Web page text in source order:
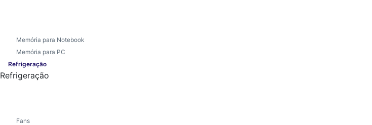
Memória para Notebook
Memória para PC
Refrigeração
Refrigeração
Fans